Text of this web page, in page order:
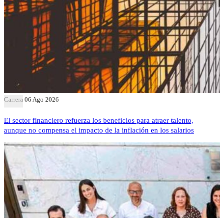
Carrera 06 Ago 2026
El sector financiero refuerza los beneficios para atraer talento,
aunque no compensa el impacto de la inflación en los salarios